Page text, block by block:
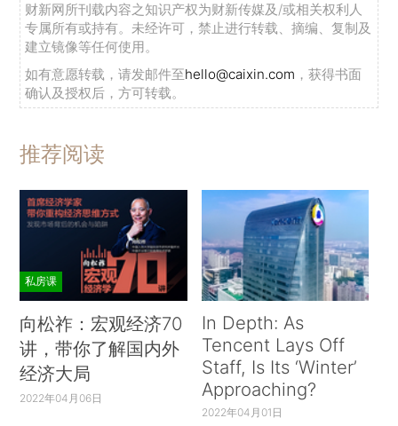
财新网所刊载内容之知识产权为财新传媒及/或相关权利人
专属所有或持有。未经许可，禁止进行转载、摘编、复制及
建立镜像等任何使用。
如有意愿转载，请发邮件至hello@caixin.com ，获得书面
确认及授权后，方可转载。
推荐阅读
私房课
向松祚：宏观经济70
讲，带你了解国内外
经济大局
2022年04月06日
In Depth: As
Tencent Lays Off
Staff, Is Its ‘Winter’
Approaching?
2022年04月01日